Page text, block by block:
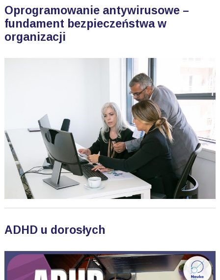
Oprogramowanie antywirusowe –
fundament bezpieczeństwa w
organizacji
ADHD u dorosłych